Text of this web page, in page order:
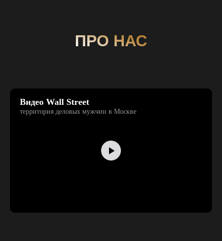
ПРО НАС
Видео Wall Street
территория деловых мужчин в Москве